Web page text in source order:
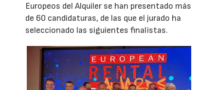
Europeos del Alquiler se han presentado más
de 60 candidaturas, de las que el jurado ha
seleccionado las siguientes finalistas.